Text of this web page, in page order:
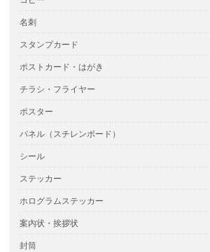
名刺
スタンプカード
ポストカード・はがき
チラシ・フライヤー
ポスター
パネル（スチレンボード）
シール
ステッカー
ホログラムステッカー
案内状・挨拶状
封筒